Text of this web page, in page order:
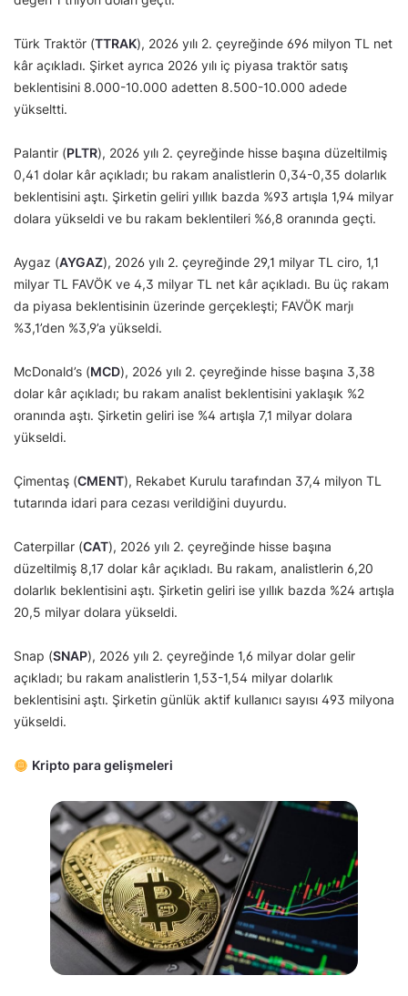
Türk Traktör (TTRAK), 2026 yılı 2. çeyreğinde 696 milyon TL net
kâr açıkladı. Şirket ayrıca 2026 yılı iç piyasa traktör satış
beklentisini 8.000-10.000 adetten 8.500-10.000 adede
yükseltti.
Palantir (PLTR), 2026 yılı 2. çeyreğinde hisse başına düzeltilmiş
0,41 dolar kâr açıkladı; bu rakam analistlerin 0,34-0,35 dolarlık
beklentisini aştı. Şirketin geliri yıllık bazda %93 artışla 1,94 milyar
dolara yükseldi ve bu rakam beklentileri %6,8 oranında geçti.
Aygaz (AYGAZ), 2026 yılı 2. çeyreğinde 29,1 milyar TL ciro, 1,1
milyar TL FAVÖK ve 4,3 milyar TL net kâr açıkladı. Bu üç rakam
da piyasa beklentisinin üzerinde gerçekleşti; FAVÖK marjı
%3,1’den %3,9’a yükseldi.
McDonald’s (MCD), 2026 yılı 2. çeyreğinde hisse başına 3,38
dolar kâr açıkladı; bu rakam analist beklentisini yaklaşık %2
oranında aştı. Şirketin geliri ise %4 artışla 7,1 milyar dolara
yükseldi.
Çimentaş (CMENT), Rekabet Kurulu tarafından 37,4 milyon TL
tutarında idari para cezası verildiğini duyurdu.
Caterpillar (CAT), 2026 yılı 2. çeyreğinde hisse başına
düzeltilmiş 8,17 dolar kâr açıkladı. Bu rakam, analistlerin 6,20
dolarlık beklentisini aştı. Şirketin geliri ise yıllık bazda %24 artışla
20,5 milyar dolara yükseldi.
Snap (SNAP), 2026 yılı 2. çeyreğinde 1,6 milyar dolar gelir
açıkladı; bu rakam analistlerin 1,53-1,54 milyar dolarlık
beklentisini aştı. Şirketin günlük aktif kullanıcı sayısı 493 milyona
yükseldi.
Kripto para gelişmeleri